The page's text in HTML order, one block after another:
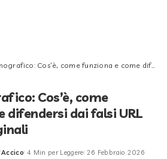
Cos’è, come funziona e come difendersi dai falsi URL identici agli originali
Cos’è, come
difendersi dai falsi URL
4 Min per Leggere 26 Febbraio 2026